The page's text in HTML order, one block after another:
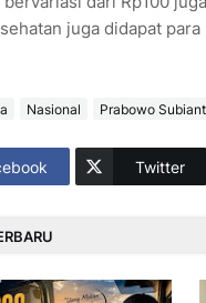
juga didapat
Nasional Prabowo
Twitter